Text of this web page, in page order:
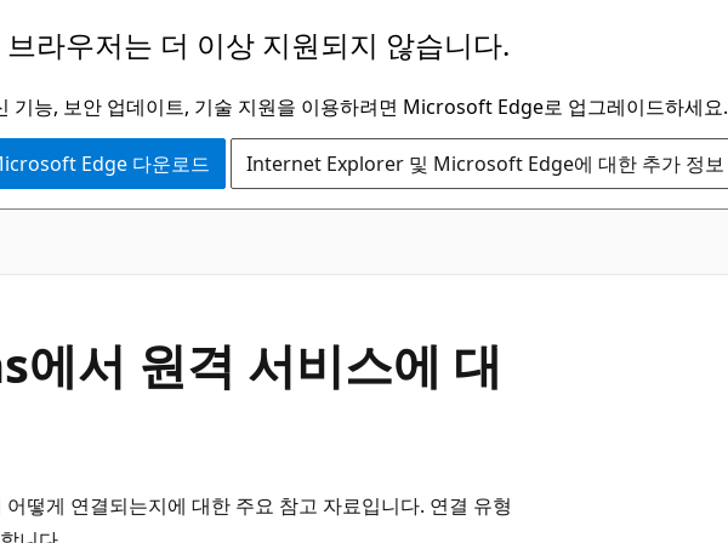
브라우저는 더 이상 지원되지 않습니다.
기능, 보안 업데이트, 기술 지원을 이용하려면 Microsoft Edge로 업그레이드하세요.
Edge 다운로드 Internet Explorer 및 Microsoft Edge에 대한 추가 정보
서 원격 서비스에 대
떻게 연결되는지에 대한 주요 참고 자료입니다. 연결 유형